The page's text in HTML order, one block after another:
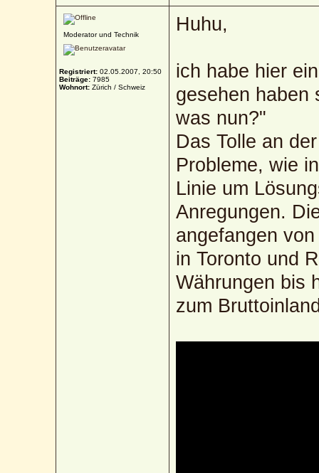
Moderator und Technik
Registriert: 02.05.2007, 20:50
Beiträge: 7985
Wohnort: Zürich / Schweiz
Huhu,
ich habe hier
gesehen haben
was nun?"
Das Tolle an
Probleme, wie
Linie um
Anregungen.
angefangen
in Toronto und
Währungen bis
zum